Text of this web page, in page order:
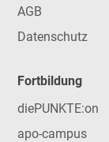
AGB
Datenschutz
Fortbildung
diePUNKTE:on
apo-campus